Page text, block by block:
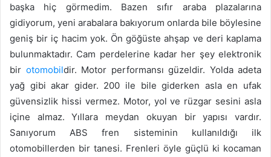
başka hiç görmedim. Bazen sıfır araba plazalarına
gidiyorum, yeni arabalara bakıyorum onlarda bile böylesine
geniş bir iç hacim yok. Ön göğüste ahşap ve deri kaplama
bulunmaktadır. Cam perdelerine kadar her şey elektronik
bir otomobildir. Motor performansı güzeldir. Yolda adeta
yağ gibi akar gider. 200 ile bile giderken asla en ufak
güvensizlik hissi vermez. Motor, yol ve rüzgar sesini asla
içine almaz. Yıllara meydan okuyan bir yapısı vardır.
Sanıyorum ABS fren sisteminin kullanıldığı ilk
otomobillerden bir tanesi. Frenleri öyle güçlü ki kocaman